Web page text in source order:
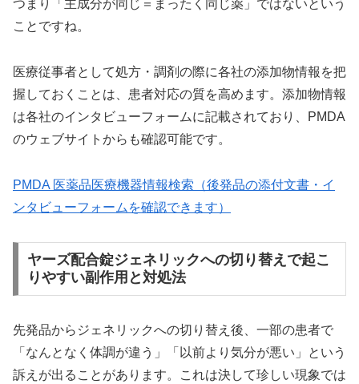
つまり「主成分が同じ＝まったく同じ薬」ではないという
ことですね。
医療従事者として処方・調剤の際に各社の添加物情報を把
握しておくことは、患者対応の質を高めます。添加物情報
は各社のインタビューフォームに記載されており、PMDA
のウェブサイトからも確認可能です。
PMDA 医薬品医療機器情報検索（後発品の添付文書・イ
ンタビューフォームを確認できます）
ヤーズ配合錠ジェネリックへの切り替えで起こ
りやすい副作用と対処法
先発品からジェネリックへの切り替え後、一部の患者で
「なんとなく体調が違う」「以前より気分が悪い」という
訴えが出ることがあります。これは決して珍しい現象では